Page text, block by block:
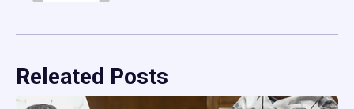
Releated Posts